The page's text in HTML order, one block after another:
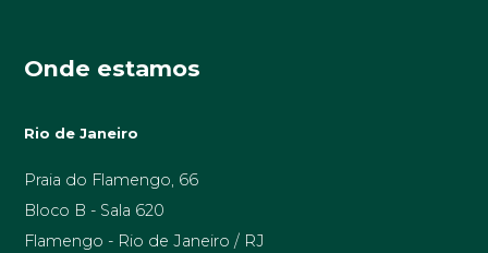
Onde estamos
Rio de Janeiro
Praia do Flamengo, 66
Bloco B - Sala 620
Flamengo - Rio de Janeiro / RJ